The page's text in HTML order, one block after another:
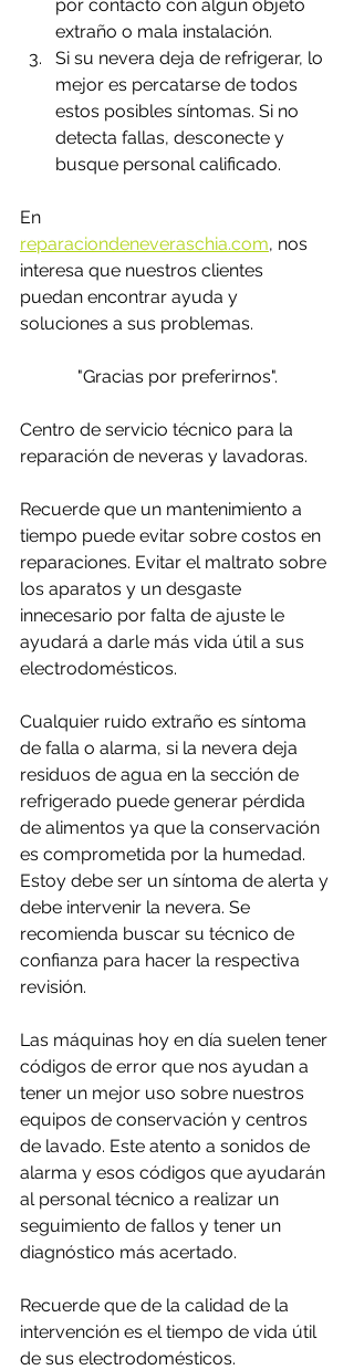
por contacto con algún objeto
extraño o mala instalación.
Si su nevera deja de refrigerar, lo
mejor es percatarse de todos
estos posibles síntomas. Si no
detecta fallas, desconecte y
busque personal calificado.
En
reparaciondeneveraschia.com, nos
interesa que nuestros clientes
puedan encontrar ayuda y
soluciones a sus problemas.
"Gracias por preferirnos".
Centro de servicio técnico para la
reparación de neveras y lavadoras.
Recuerde que un mantenimiento a
tiempo puede evitar sobre costos en
reparaciones. Evitar el maltrato sobre
los aparatos y un desgaste
innecesario por falta de ajuste le
ayudará a darle más vida útil a sus
electrodomésticos.
Cualquier ruido extraño es síntoma
de falla o alarma, si la nevera deja
residuos de agua en la sección de
refrigerado puede generar pérdida
de alimentos ya que la conservación
es comprometida por la humedad.
Estoy debe ser un síntoma de alerta y
debe intervenir la nevera. Se
recomienda buscar su técnico de
confianza para hacer la respectiva
revisión.
Las máquinas hoy en día suelen tener
códigos de error que nos ayudan a
tener un mejor uso sobre nuestros
equipos de conservación y centros
de lavado. Este atento a sonidos de
alarma y esos códigos que ayudarán
al personal técnico a realizar un
seguimiento de fallos y tener un
diagnóstico más acertado.
Recuerde que de la calidad de la
intervención es el tiempo de vida útil
de sus electrodomésticos.